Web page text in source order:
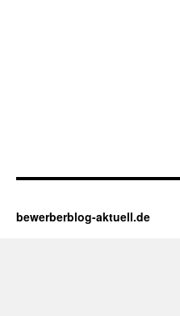
bewerberblog-aktuell.de